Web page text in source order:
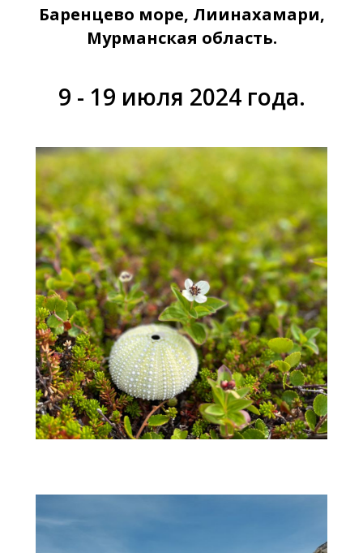
Баренцево море, Лиинахамари,
Мурманская область.
9 - 19 июля 2024 года.